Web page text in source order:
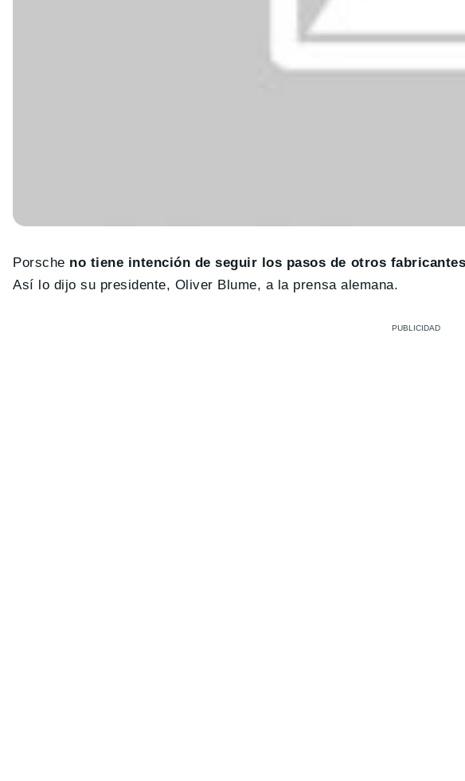
Porsche no tiene intención de seguir los pasos de otros
Así lo dijo su presidente, Oliver Blume, a la prensa alemana.